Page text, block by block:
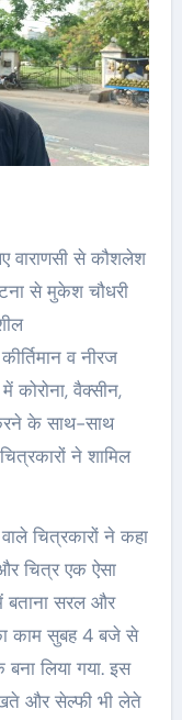
वाराणसी से कौशलेश
से मुकेश चौधरी
व नीरज
कोरोना, वैक्सीन,
के साथ-साथ
ने शामिल
चित्रकारों ने कहा
चित्र एक ऐसा
बताना सरल और
काम सुबह 4 बजे से
लिया गया. इस
और सेल्फी भी लेते